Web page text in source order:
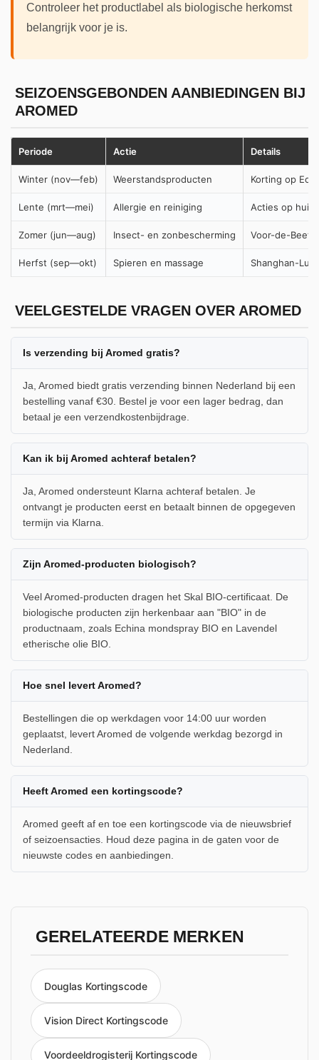
Controleer het productlabel als biologische herkomst
belangrijk voor je is.
SEIZOENSGEBONDEN AANBIEDINGEN BIJ
AROMED
Periode Actie Details
Winter (nov—feb) Weerstandsproducten Korting op
Lente (mrt—mei) Allergie en reiniging Acties op
Zomer (jun—aug) Insect- en zonbescherming Voor-de-Beet
Herfst (sep—okt) Spieren en massage Shanghan-
VEELGESTELDE VRAGEN OVER AROMED
Is verzending bij Aromed gratis?
Ja, Aromed biedt gratis verzending binnen Nederland bij een
bestelling vanaf €30. Bestel je voor een lager bedrag, dan
betaal je een verzendkostenbijdrage.
Kan ik bij Aromed achteraf betalen?
Ja, Aromed ondersteunt Klarna achteraf betalen. Je
ontvangt je producten eerst en betaalt binnen de opgegeven
termijn via Klarna.
Zijn Aromed-producten biologisch?
Veel Aromed-producten dragen het Skal BIO-certificaat. De
biologische producten zijn herkenbaar aan "BIO" in de
productnaam, zoals Echina mondspray BIO en Lavendel
etherische olie BIO.
Hoe snel levert Aromed?
Bestellingen die op werkdagen voor 14:00 uur worden
geplaatst, levert Aromed de volgende werkdag bezorgd in
Nederland.
Heeft Aromed een kortingscode?
Aromed geeft af en toe een kortingscode via de nieuwsbrief
of seizoensacties. Houd deze pagina in de gaten voor de
nieuwste codes en aanbiedingen.
GERELATEERDE MERKEN
Douglas Kortingscode
Vision Direct Kortingscode
Voordeeldrogisterij Kortingscode